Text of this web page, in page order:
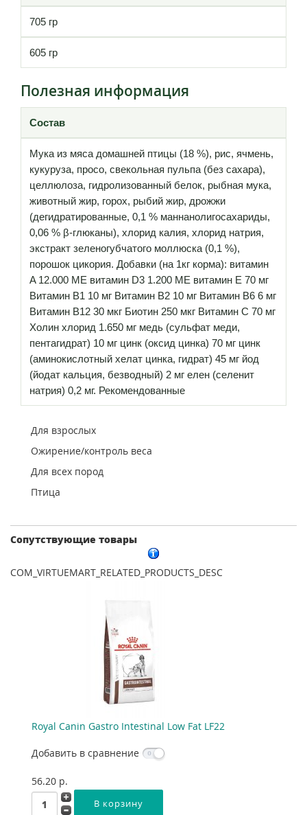
705 гр
605 гр
Полезная информация
Состав
Мука из мяса домашней птицы (18 %), рис, ячмень,
кукуруза, просо, свекольная пульпа (без сахара),
целлюлоза, гидролизованный белок, рыбная мука,
животный жир, горох, рыбий жир, дрожжи
(дегидратированные, 0,1 % маннанолигосахариды,
0,06 % β-глюканы), хлорид калия, хлорид натрия,
экстракт зеленогубчатого моллюска (0,1 %),
порошок цикория. Добавки (на 1кг корма): витамин
A 12.000 МЕ витамин D3 1.200 МЕ витамин E 70 мг
Витамин B1 10 мг Витамин B2 10 мг Витамин B6 6 мг
Витамин B12 30 мкг Биотин 250 мкг Витамин C 70 мг
Холин хлорид 1.650 мг медь (сульфат меди,
пентагидрат) 10 мг цинк (оксид цинка) 70 мг цинк
(аминокислотный хелат цинка, гидрат) 45 мг йод
(йодат кальция, безводный) 2 мг елен (селенит
натрия) 0,2 мг. Рекомендованные
Для взрослых
Ожирение/контроль веса
Для всех пород
Птица
Сопутствующие товары
COM_VIRTUEMART_RELATED_PRODUCTS_DESC
Royal Canin Gastro Intestinal Low Fat LF22
Добавить в сравнение
56.20 p.